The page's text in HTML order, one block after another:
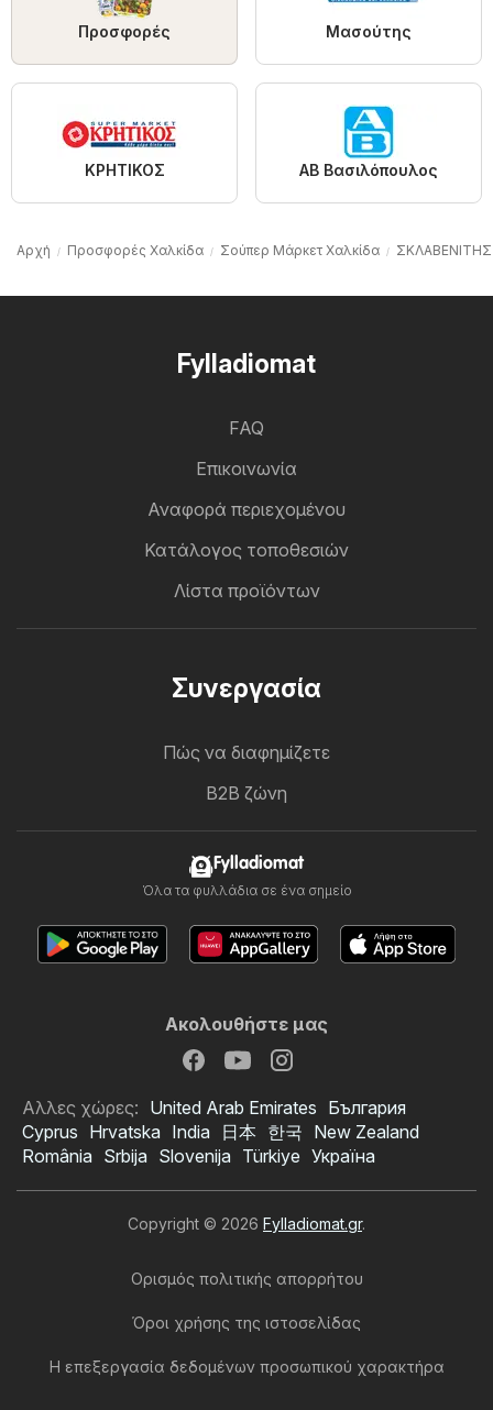
Προσφορές Μασούτης
ΚΡΗΤΙΚΟΣ ΑΒ Βασιλόπουλος
Αρχή Προσφορές Χαλκίδα Σούπερ Μάρκετ Χαλκίδα ΣΚΛΑΒΕΝΙΤΗΣ
Fylladiomat
FAQ
Επικοινωνία
Αναφορά περιεχομένου
Κατάλογος τοποθεσιών
Λίστα προϊόντων
Συνεργασία
Πώς να διαφημίζετε
B2B ζώνη
Fylladiomat
Όλα τα φυλλάδια σε ένα σημείο
Ακολουθήστε μας
Αλλες χώρες: United Arab Emirates България
Cyprus Hrvatska India 日本 한국 New Zealand
România Srbija Slovenija Türkiye Україна
Copyright © 2026 Fylladiomat.gr.
Ορισμός πολιτικής απορρήτου
Όροι χρήσης της ιστοσελίδας
Η επεξεργασία δεδομένων προσωπικού χαρακτήρα